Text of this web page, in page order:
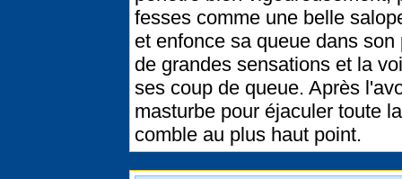
fesses comme une belle
et enfonce sa queue dans
de grandes sensations et la
ses coup de queue. Après
masturbe pour éjaculer toute
comble au plus haut point.